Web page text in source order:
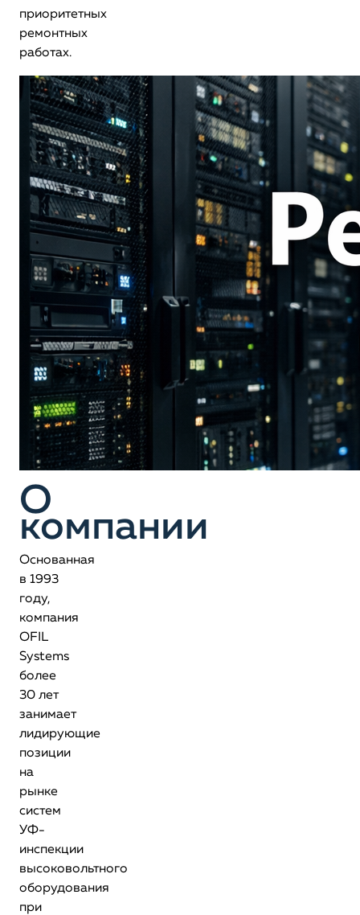
приоритетных
ремонтных
работах.
О
компании
Основанная
в 1993
году,
компания
OFIL
Systems
более
30 лет
занимает
лидирующие
позиции
на
рынке
систем
УФ-
инспекции
высоковольтного
оборудования
при